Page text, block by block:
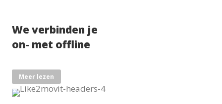
We verbinden je
on- met offline
Meer lezen